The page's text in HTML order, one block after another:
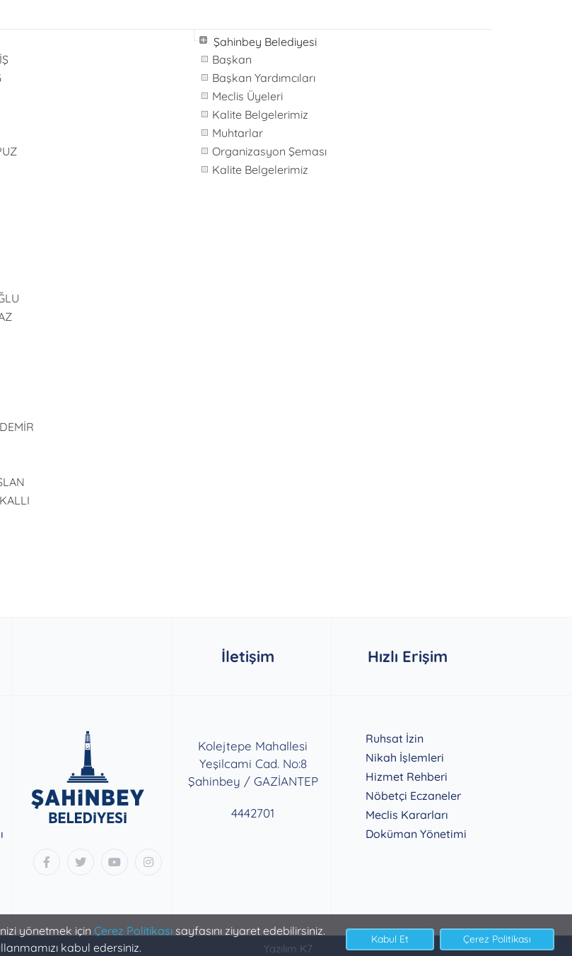
yönetmek için Çerez Politikasısayfasını ziyaret edebilirsiniz.
kabul edersiniz.
Şahinbey Belediyesi
Başkan
Başkan Yardımcıları
Meclis Üyeleri
Kalite Belgelerimiz
Muhtarlar
Organizasyon Şeması
Kalite Belgelerimiz
İletişim Hızlı Erişim
Kolejtepe Mahallesi
Yeşilcami Cad. No:8
Şahinbey / GAZİANTEP
4442701
Ruhsat İzin
Nikah İşlemleri
Hizmet Rehberi
Nöbetçi Eczaneler
Meclis Kararları
Doküman Yönetimi
Yazılım K7